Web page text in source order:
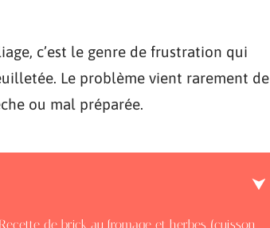
c’est le genre de frustration qui
Le problème vient rarement de
ou mal préparée.
Recette de brick au fromage et herbes (cuisson